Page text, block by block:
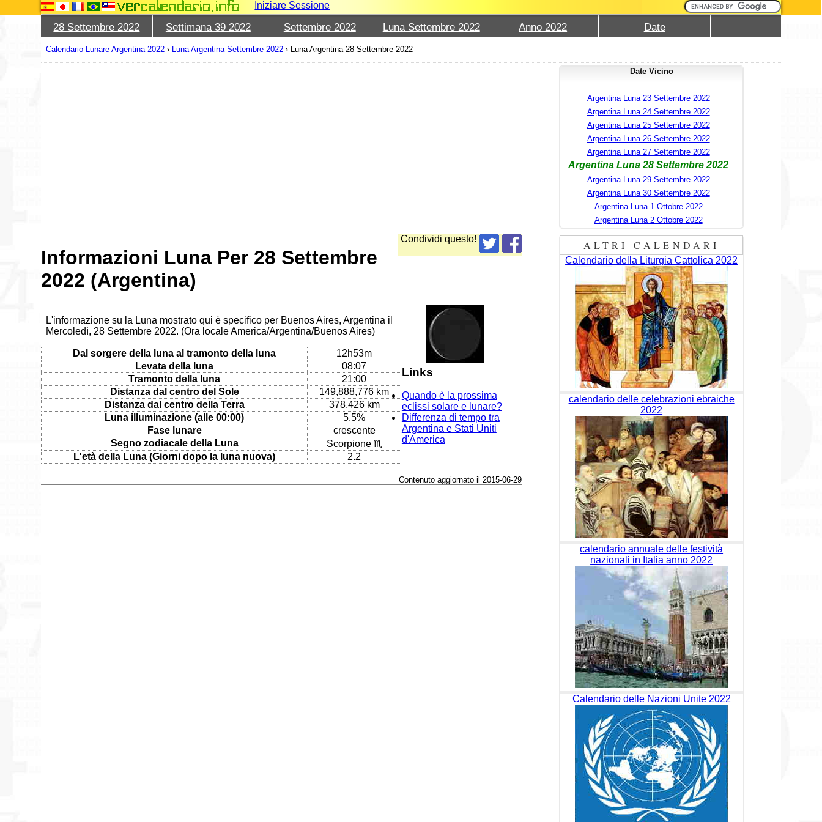
Iniziare Sessione
28 Settembre 2022 Settimana 39 2022 Settembre 2022 Luna Settembre 2022 Anno 2022 Date
Calendario Lunare Argentina 2022 › Luna Argentina Settembre 2022 › Luna Argentina 28 Settembre 2022
Condividi questo!
Informazioni Luna Per 28 Settembre
2022 (Argentina)
L'informazione su la Luna mostrato qui è specifico per Buenos Aires, Argentina il
Mercoledì, 28 Settembre 2022. (Ora locale America/Argentina/Buenos Aires)
Dal sorgere della luna al tramonto della luna
12h53m
Levata della luna
08:07
Tramonto della luna
21:00
Distanza dal centro del Sole
149,888,776 km
Distanza dal centro della Terra
378,426 km
Luna illuminazione (alle 00:00)
5.5%
Fase lunare
crescente
Segno zodiacale della Luna
Scorpione ♏
L'età della Luna (Giorni dopo la luna nuova)
2.2
Links
Quando è la prossima
eclissi solare e lunare?
Differenza di tempo tra
Argentina e Stati Uniti
d'America
Contenuto aggiornato il 2015-06-29
Date Vicino
Argentina Luna 23 Settembre 2022
Argentina Luna 24 Settembre 2022
Argentina Luna 25 Settembre 2022
Argentina Luna 26 Settembre 2022
Argentina Luna 27 Settembre 2022
Argentina Luna 28 Settembre 2022
Argentina Luna 29 Settembre 2022
Argentina Luna 30 Settembre 2022
Argentina Luna 1 Ottobre 2022
Argentina Luna 2 Ottobre 2022
ALTRI CALENDARI
Calendario della Liturgia Cattolica 2022
calendario delle celebrazioni ebraiche
2022
calendario annuale delle festività
nazionali in Italia anno 2022
Calendario delle Nazioni Unite 2022